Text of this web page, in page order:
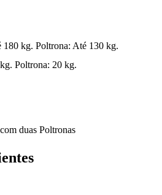
180 kg. Poltrona: Até 130 kg.
Poltrona: 20 kg.
duas Poltronas